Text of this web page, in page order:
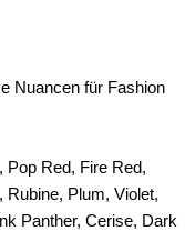
Nuancen für Fashion
Pop Red, Fire Red,
Rubine, Plum, Violet,
Panther, Cerise, Dark